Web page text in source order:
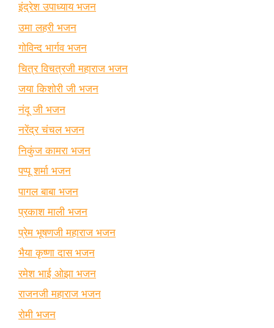
इंद्रेश उपाध्याय भजन
उमा लहरी भजन
गोविन्द भार्गव भजन
चित्र विचत्रजी महाराज भजन
जया किशोरी जी भजन
नंदू जी भजन
नरेंद्र चंचल भजन
निकुंज कामरा भजन
पप्पू शर्मा भजन
पागल बाबा भजन
प्रकाश माली भजन
प्रेम भूषणजी महाराज भजन
भैया कृष्णा दास भजन
रमेश भाई ओझा भजन
राजनजी महाराज भजन
रोमी भजन